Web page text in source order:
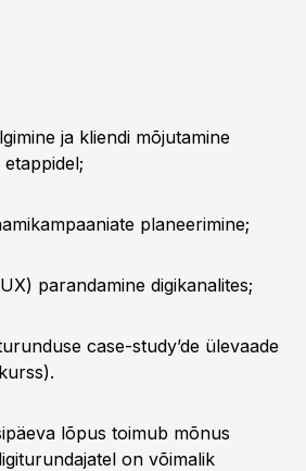
ja kliendi mõjutamine
planeerimine;
parandamine digikanalites;
case-study’de ülevaade
lõpus toimub mõnus
on võimalik